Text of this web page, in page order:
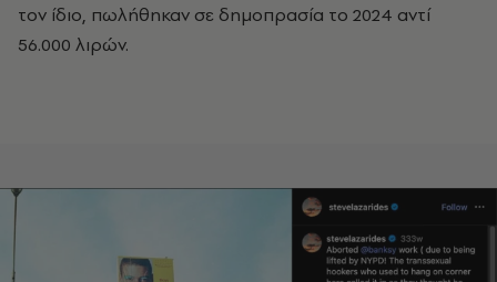
τον ίδιο, πωλήθηκαν σε δημοπρασία το 2024 αντί
56.000 λιρών.